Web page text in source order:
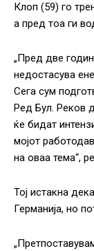
Клоп (59) го
а пред тоа ги
„Пред две
недостасува
Сега сум
Ред Бул. Реков
ќе бидат
мојот
на оваа тема“,
Тој истакна
Германија, но